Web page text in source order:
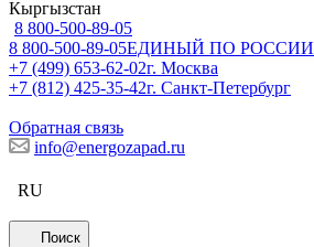
Кыргызстан
8 800-500-89-05
8 800-500-89-05ЕДИНЫЙ ПО РОССИИ
+7 (499) 653-62-02г. Москва
+7 (812) 425-35-42г. Санкт-Петербург
Обратная связь
info@energozapad.ru
RU
Поиск